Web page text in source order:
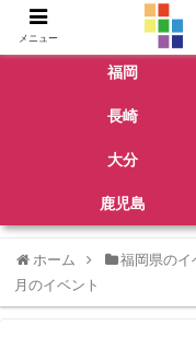
福岡
長崎
大分
鹿児島
ホーム 福岡県のイ
月のイベント
メニュー